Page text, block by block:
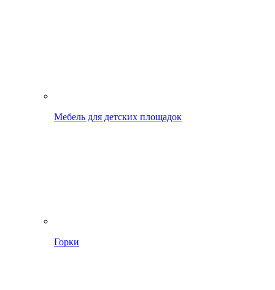
Мебель для детских площадок
Горки